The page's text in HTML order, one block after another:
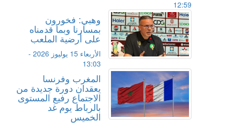
12:59
وهبي: فخورون
بمسارنا وبما قدمناه
على أرضية الملعب
الأربعاء 15 يوليوز 2026 -
13:03
المغرب وفرنسا
يعقدان دورة جديدة من
الاجتماع رفيع المستوى
بالرباط يوم غد
الخميس